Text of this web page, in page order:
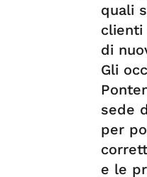
quali
clienti
di
Gli
sede
per
e le